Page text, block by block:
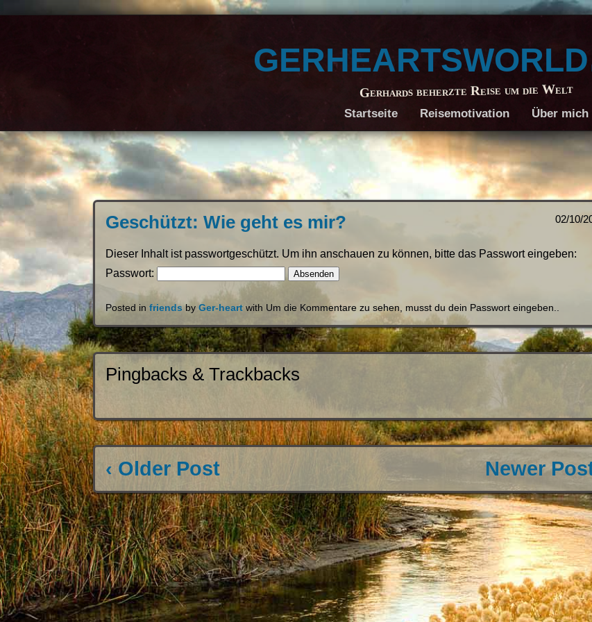
Gerhards beherzte Reise um die Welt
Startseite Reisemotivation Über mich
02/10/
Geschützt: Wie geht es mir?
Dieser Inhalt ist passwortgeschützt. Um ihn anschauen zu können, bitte das Passwort eingeben:
Passwort:
Posted infriendsbyGer-heartwith Um die Kommentare zu sehen, musst du dein Passwort eingeben..
Pingbacks & Trackbacks
‹ Older Post Newer